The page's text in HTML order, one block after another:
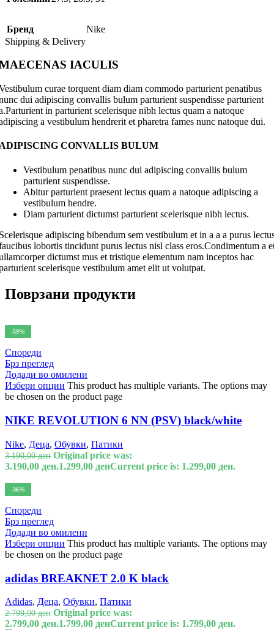
Бренд
Nike
Shipping & Delivery
IACULIS
curae torquent diam diam commodo parturient penatibus
dui adipiscing convallis bulum parturient suspendisse parturient
in parturient scelerisque nibh lectus quam a natoque
a vestibulum hendrerit et pharetra fames nunc natoque dui.
CONVALLIS BULUM
Vestibulum penatibus nunc dui adipiscing convallis bulum
parturient suspendisse.
Abitur parturient praesent lectus quam a natoque adipiscing a
vestibulum hendre.
Diam parturient dictumst parturient scelerisque nibh lectus.
adipiscing bibendum sem vestibulum et in a a a purus
lobortis tincidunt purus lectus nisl class eros.Condimentum a
dictumst mus et tristique elementum nam inceptos hac
scelerisque vestibulum amet elit ut volutpat.
Поврзани продукти
-59%
Спореди
Брз преглед
Додади во омилени
Избери опции This product has multiple variants. The options may
be chosen on the product page
NIKE REVOLUTION 6 NN (PSV) black/white
Nike, Деца, Обувки, Патики
3.190,00ден Original price was:
3.190,00 ден.1.299,00 денCurrent price is: 1.299,00 ден.
-36%
Спореди
Брз преглед
Додади во омилени
Избери опции This product has multiple variants. The options may
be chosen on the product page
adidas BREAKNET 2.0 K black
Adidas, Деца, Обувки, Патики
2.799,00ден Original price was:
2.799,00 ден.1.799,00 денCurrent price is: 1.799,00 ден.